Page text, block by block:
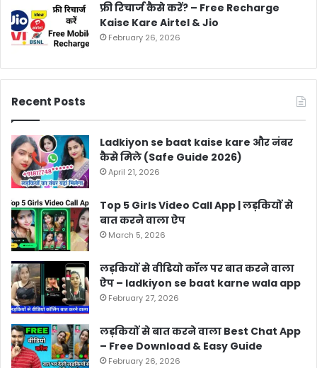
फ्री रिचार्ज कैसे करें? – Free Recharge
Kaise Kare Airtel & Jio
February 26, 2026
Recent Posts
Ladkiyon se baat kaise kare और नंबर
कैसे मिले (Safe Guide 2026)
April 21, 2026
Top 5 Girls Video Call App | लड़कियों से
बात करने वाला ऐप
March 5, 2026
लड़कियों से वीडियो कॉल पर बात करने वाला
ऐप – ladkiyon se baat karne wala app
February 27, 2026
लड़कियों से बात करने वाला Best Chat App
– Free Download & Easy Guide
February 26, 2026